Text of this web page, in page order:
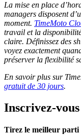
La mise en place
managers disposent
moment. TimeMoto
travail et la
claire. Définissez des
voyez exactement
préserver la flexibilité
En savoir plus sur
gratuit de 30 jours.
Inscrivez-
Tirez le meilleur parti